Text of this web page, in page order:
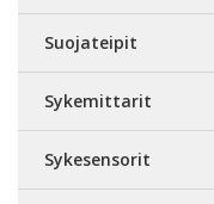
Suojateipit
Sykemittarit
Sykesensorit